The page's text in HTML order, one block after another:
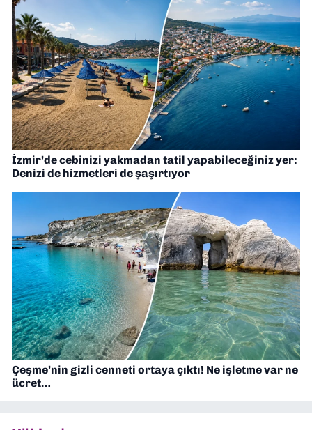
İzmir’de cebinizi yakmadan tatil yapabileceğiniz yer:
Denizi de hizmetleri de şaşırtıyor
Çeşme’nin gizli cenneti ortaya çıktı! Ne işletme var ne
ücret…